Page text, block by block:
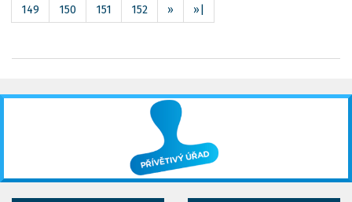
149
150 151 152 » »|